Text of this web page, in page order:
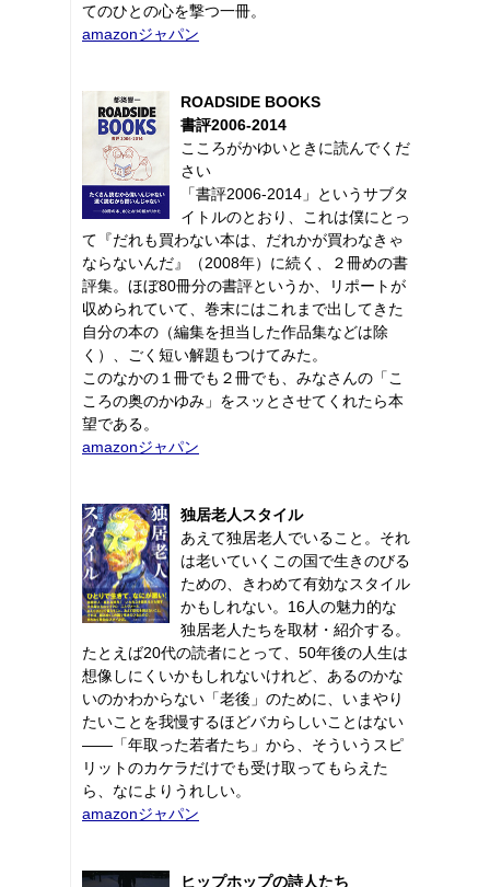
てのひとの心を撃つ一冊。
amazonジャパン
ROADSIDE BOOKS
書評2006-2014
こころがかゆいときに読んでくだ
さい
「書評2006-2014」というサブタ
イトルのとおり、これは僕にとっ
て『だれも買わない本は、だれかが買わなきゃ
ならないんだ』（2008年）に続く、２冊めの書
評集。ほぼ80冊分の書評というか、リポートが
収められていて、巻末にはこれまで出してきた
自分の本の（編集を担当した作品集などは除
く）、ごく短い解題もつけてみた。
このなかの１冊でも２冊でも、みなさんの「こ
ころの奥のかゆみ」をスッとさせてくれたら本
望である。
amazonジャパン
独居老人スタイル
あえて独居老人でいること。それ
は老いていくこの国で生きのびる
ための、きわめて有効なスタイル
かもしれない。16人の魅力的な
独居老人たちを取材・紹介する。
たとえば20代の読者にとって、50年後の人生は
想像しにくいかもしれないけれど、あるのかな
いのかわからない「老後」のために、いまやり
たいことを我慢するほどバカらしいことはない
――「年取った若者たち」から、そういうスピ
リットのカケラだけでも受け取ってもらえた
ら、なによりうれしい。
amazonジャパン
ヒップホップの詩人たち